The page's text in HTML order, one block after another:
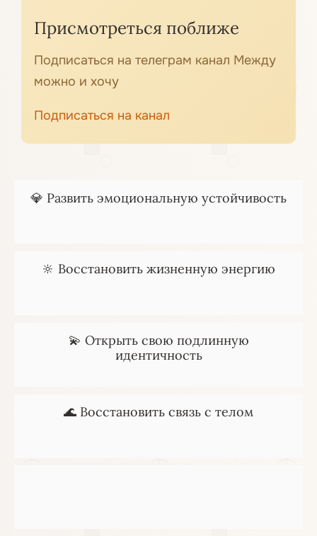
Присмотреться поближе
Подписаться на телеграм канал Между
можно и хочу
Подписаться на канал
💎 Развить эмоциональную устойчивость
🔆 Восстановить жизненную энергию
💫 Открыть свою подлинную
идентичность
🌊 Восстановить связь с телом